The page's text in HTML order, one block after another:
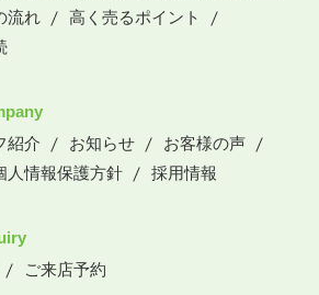
流れ
高く売るポイント
紹介 お知らせ
お客様の声
人情報保護方針 採用情報
ご来店予約